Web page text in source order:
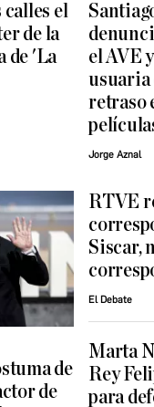
calles el
de la
de 'La
el AVE
usuaria
retraso
Jorge Aznal
de
de
RTVE
Siscar,
El Debate
Marta
Rey
para